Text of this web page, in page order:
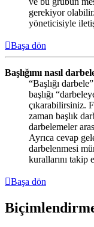
gerekiyor
yöneticisiyle
Başa dön
Başlığımı nasıl
“Başlığı
başlığı
çıkarabilirsiniz.
zaman başlık
darbelemeler
Ayrıca cevap
darbelenmesi
kurallarını takip
Başa dön